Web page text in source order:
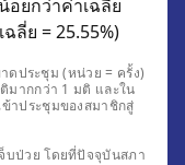
อยกว่าค่าเฉลี่ย
ลี่ย = 25.55%)
ดประชุม (หน่วย = ครั้ง)
มากกว่า 1 มติ และใน
าประชุมของสมาชิกสู่
บป่วย โดยที่ปัจจุบันสภา